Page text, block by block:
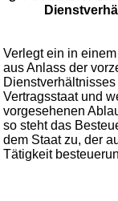
Verlegt ein in
aus Anlass der
Vertragsstaat und
vorgesehenen
so steht das
dem Staat zu, der
Tätigkeit